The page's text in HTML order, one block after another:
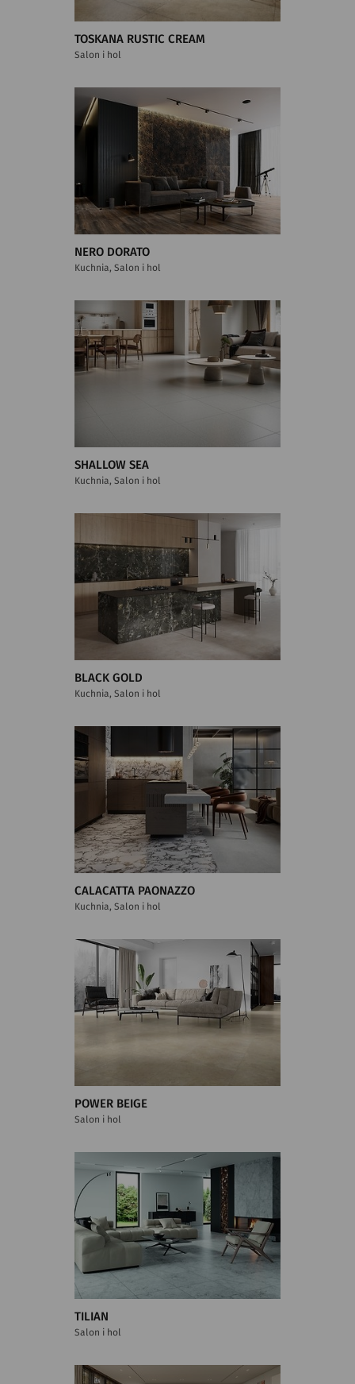
TOSKANA RUSTIC CREAM
Salon i hol
NERO DORATO
Kuchnia, Salon i hol
SHALLOW SEA
Kuchnia, Salon i hol
BLACK GOLD
Kuchnia, Salon i hol
CALACATTA PAONAZZO
Kuchnia, Salon i hol
POWER BEIGE
Salon i hol
TILIAN
Salon i hol